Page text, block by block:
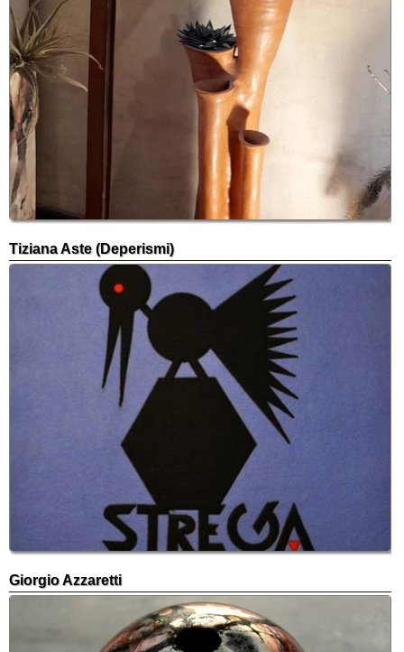
Tiziana Aste (Deperismi)
Giorgio Azzaretti